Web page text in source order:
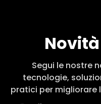
Segui le nostre
tecnologie,
pratici per migliorare